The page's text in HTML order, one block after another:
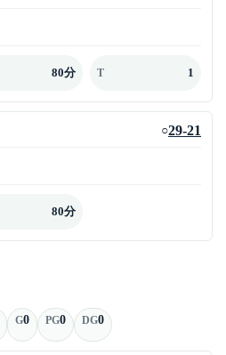
80分 T 1
○29-21
80分
G0 PG0 DG0